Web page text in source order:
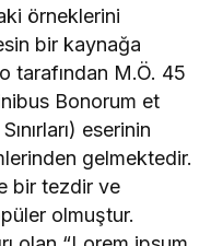
örneklerini
bir kaynağa
tarafından M.Ö. 45
Bonorum et
eserinin
gelmektedir.
bir tezdir ve
olmuştur.